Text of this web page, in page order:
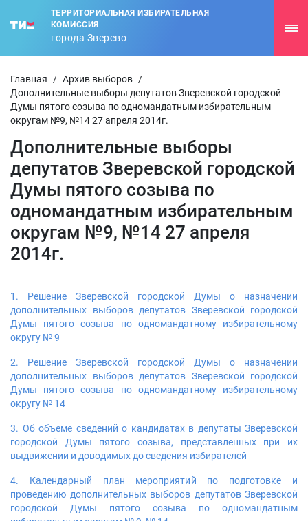
ТЕРРИТОРИАЛЬНАЯ ИЗБИРАТЕЛЬНАЯ
КОМИССИЯ
города Зверево
Главная / Архив выборов /
Дополнительные выборы депутатов Зверевской городской
Думы пятого созыва по одномандатным избирательным
округам №9, №14 27 апреля 2014г.
Дополнительные выборы
депутатов Зверевской городской
Думы пятого созыва по
одномандатным избирательным
округам №9, №14 27 апреля
2014г.
1. Решение Зверевской городской Думы о назначении
дополнительных выборов депутатов Зверевской городской
Думы пятого созыва по одномандатному избирательному
округу № 9
2. ​Решение Зверевской городской Думы о назначении
дополнительных выборов депутатов Зверевской городской
Думы пятого созыва по одномандатному избирательному
округу № 14
3. Об объеме сведений о кандидатах в депутаты Зверевской
городской Думы пятого созыва, представленных при их
выдвижении и доводимых до сведения избирателей
4. Календарный план мероприятий по подготовке и
проведению дополнительных выборов депутатов Зверевской
городской Думы пятого созыва по одномандатным